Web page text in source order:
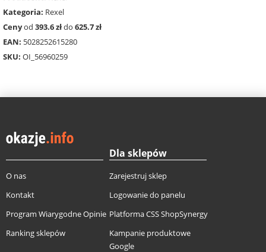
Kategoria: Rexel
Cenyod 393.6 złdo 625.7 zł
EAN: 5028252615280
SKU: OI_56960259
O nas
Kontakt
Program Wiarygodne Opinie
Ranking sklepów
Dla sklepów
Zarejestruj sklep
Logowanie do panelu
Platforma CSS ShopSynergy
Kampanie produktowe
Google